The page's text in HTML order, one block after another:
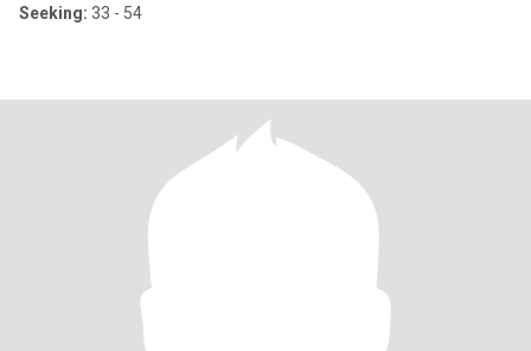
Seeking: 33 - 54